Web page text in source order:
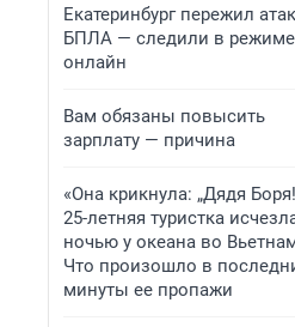
Екатеринбург пережил
БПЛА — следили в режиме
онлайн
Вам обязаны повысить
зарплату — причина
«Она крикнула: „Дядя
25-летняя туристка
ночью у океана во
Что произошло в
минуты ее пропажи